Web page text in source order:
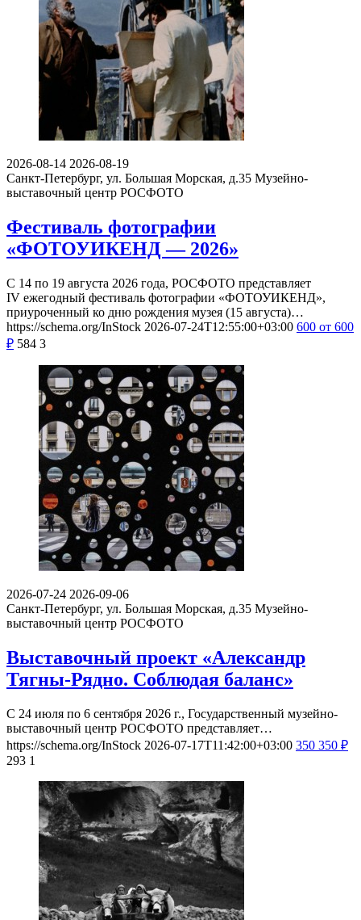
2026-08-14 2026-08-19
Санкт-Петербург, ул. Большая Морская, д.35 Музейно-
выставочный центр РОСФОТО
Фестиваль фотографии
«ФОТОУИКЕНД — 2026»
С 14 по 19 августа 2026 года, РОСФОТО представляет
IV ежегодный фестиваль фотографии «ФОТОУИКЕНД»,
приуроченный ко дню рождения музея (15 августа)…
https://schema.org/InStock 2026-07-24T12:55:00+03:00 600 от 600
₽ 584 3
2026-07-24 2026-09-06
Санкт-Петербург, ул. Большая Морская, д.35 Музейно-
выставочный центр РОСФОТО
Выставочный проект «Александр
Тягны-Рядно. Соблюдая баланс»
С 24 июля по 6 сентября 2026 г., Государственный музейно-
выставочный центр РОСФОТО представляет…
https://schema.org/InStock 2026-07-17T11:42:00+03:00 350 350 ₽
293 1